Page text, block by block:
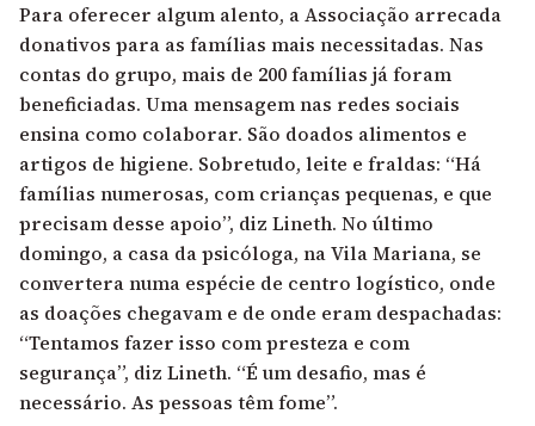
Para oferecer algum alento, a Associação arrecada
donativos para as famílias mais necessitadas. Nas
contas do grupo, mais de 200 famílias já foram
beneficiadas. Uma mensagem nas redes sociais
ensina como colaborar. São doados alimentos e
artigos de higiene. Sobretudo, leite e fraldas: “Há
famílias numerosas, com crianças pequenas, e que
precisam desse apoio”, diz Lineth. No último
domingo, a casa da psicóloga, na Vila Mariana, se
convertera numa espécie de centro logístico, onde
as doações chegavam e de onde eram despachadas:
“Tentamos fazer isso com presteza e com
segurança”, diz Lineth. “É um desafio, mas é
necessário. As pessoas têm fome”.